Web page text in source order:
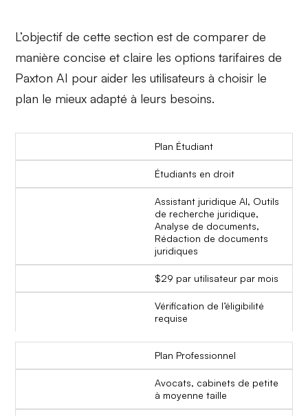
L’objectif de cette section est de comparer de
manière concise et claire les options tarifaires de
Paxton AI pour aider les utilisateurs à choisir le
plan le mieux adapté à leurs besoins.
Plan Étudiant
Étudiants en droit
Assistant juridique AI, Outils
de recherche juridique,
Analyse de documents,
Rédaction de documents
juridiques
$29 par utilisateur par mois
Vérification de l’éligibilité
requise
Plan Professionnel
Avocats, cabinets de petite
à moyenne taille